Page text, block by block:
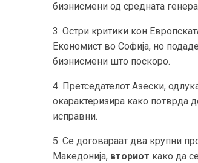
бизнисмени од средната
3. Остри критики кон
Економист во Софија, но
бизнисмени што поскоро.
4. Претседателот Азески,
окарактеризира како потврда
исправни.
5. Се договараат два крупни
Македонија, вториот како да